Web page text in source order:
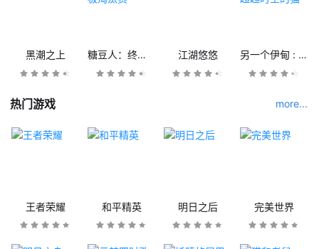
黑潮之上 糖豆人：终极淘汰赛 江湖悠悠 另一个伊甸 : 超越时空的猫
热门游戏 more...
王者荣耀 和平精英 明日之后 完美世界